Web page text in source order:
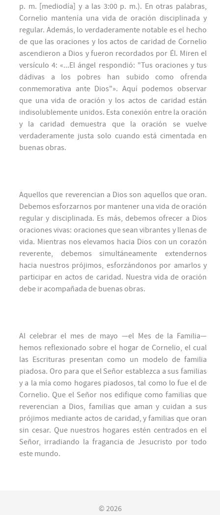
p. m. [mediodía] y a las 3:00 p. m.). En otras palabras,
Cornelio mantenía una vida de oración disciplinada y
regular. Además, lo verdaderamente notable es el hecho
de que las oraciones y los actos de caridad de Cornelio
ascendieron a Dios y fueron recordados por Él. Miren el
versículo 4: «...El ángel respondió: "Tus oraciones y tus
dádivas a los pobres han subido como ofrenda
conmemorativa ante Dios"». Aquí podemos observar
que una vida de oración y los actos de caridad están
indisolublemente unidos. Esta conexión entre la oración
y la caridad demuestra que la oración se vuelve
verdaderamente justa solo cuando está cimentada en
buenas obras.
Aquellos que reverencian a Dios son aquellos que oran.
Debemos esforzarnos por mantener una vida de oración
regular y disciplinada. Es más, debemos ofrecer a Dios
oraciones vivas: oraciones que sean vibrantes y llenas de
vida. Mientras nos elevamos hacia Dios con un corazón
reverente, debemos simultáneamente extendernos
hacia nuestros prójimos, esforzándonos por amarlos y
participar en actos de caridad. Nuestra vida de oración
debe ir acompañada de buenas obras.
Al celebrar el mes de mayo —el Mes de la Familia—
hemos reflexionado sobre el hogar de Cornelio, el cual
las Escrituras presentan como un modelo de familia
piadosa. Oro para que el Señor establezca a sus familias
y a la mía como hogares piadosos, tal como lo fue el de
Cornelio. Que el Señor nos edifique como familias que
reverencian a Dios, familias que aman y cuidan a sus
prójimos mediante actos de caridad, y familias que oran
sin cesar. Que nuestros hogares estén centrados en el
Señor, irradiando la fragancia de Jesucristo por todo
este mundo.
© 2026